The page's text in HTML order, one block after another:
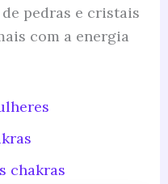
pedras e cristais
com a energia
chakras